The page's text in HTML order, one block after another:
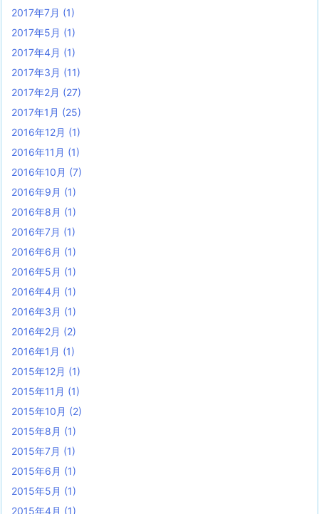
2017年7月 (1)
2017年5月 (1)
2017年4月 (1)
2017年3月 (11)
2017年2月 (27)
2017年1月 (25)
2016年12月 (1)
2016年11月 (1)
2016年10月 (7)
2016年9月 (1)
2016年8月 (1)
2016年7月 (1)
2016年6月 (1)
2016年5月 (1)
2016年4月 (1)
2016年3月 (1)
2016年2月 (2)
2016年1月 (1)
2015年12月 (1)
2015年11月 (1)
2015年10月 (2)
2015年8月 (1)
2015年7月 (1)
2015年6月 (1)
2015年5月 (1)
2015年4月 (1)